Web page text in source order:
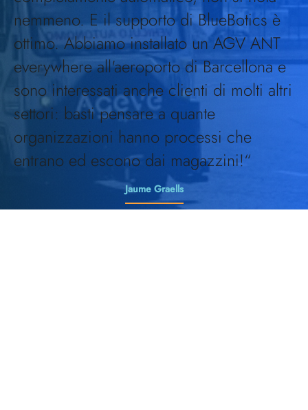
Jaume Graells
nemmeno. E il supporto di BlueBotics è
ottimo. Abbiamo installato un AGV ANT
everywhere all'aeroporto di Barcellona e
sono interessati anche clienti di molti altri
settori: basti pensare a quante
organizzazioni hanno processi che
entrano ed escono dai magazzini!“